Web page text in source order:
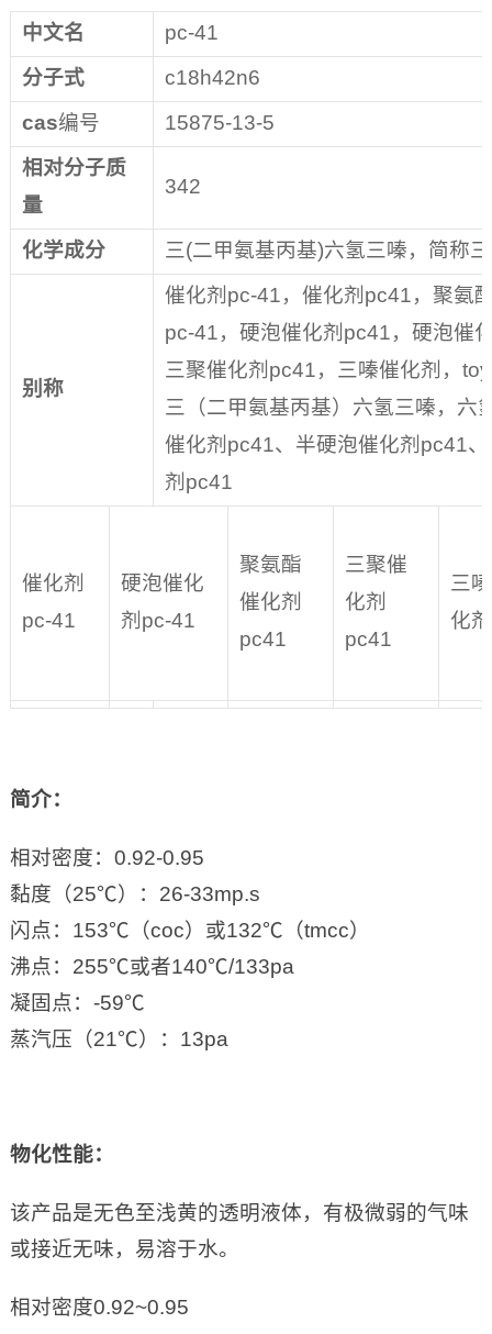
中文名
pc-41
分子式
c18h42n6
cas编号
15875-13-5
相对分子质
量
342
化学成分 三(二甲氨基丙基)六氢三嗪，简称
别称
催化剂pc-41，催化剂pc41，聚氨
pc-41，硬泡催化剂pc41，硬泡催
三聚催化剂pc41，三嗪催化剂，
三（二甲氨基丙基）六氢三嗪，六
催化剂pc41、半硬泡催化剂pc41
剂pc41
催化剂
pc-41
硬泡催化
剂pc-41
聚氨酯
催化剂
pc41
三聚催
化剂
pc41
三
化剂
简介：
相对密度：0.92-0.95
黏度（25℃）：26-33mp.s
闪点：153℃（coc）或132℃（tmcc）
沸点：255℃或者140℃/133pa
凝固点：-59℃
蒸汽压（21℃）：13pa
物化性能：
该产品是无色至浅黄的透明液体，有极微弱的气味
或接近无味，易溶于水。
相对密度0.92~0.95